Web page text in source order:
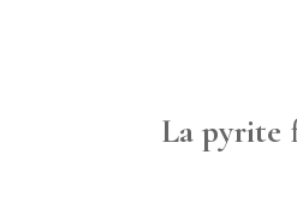
La pyrite